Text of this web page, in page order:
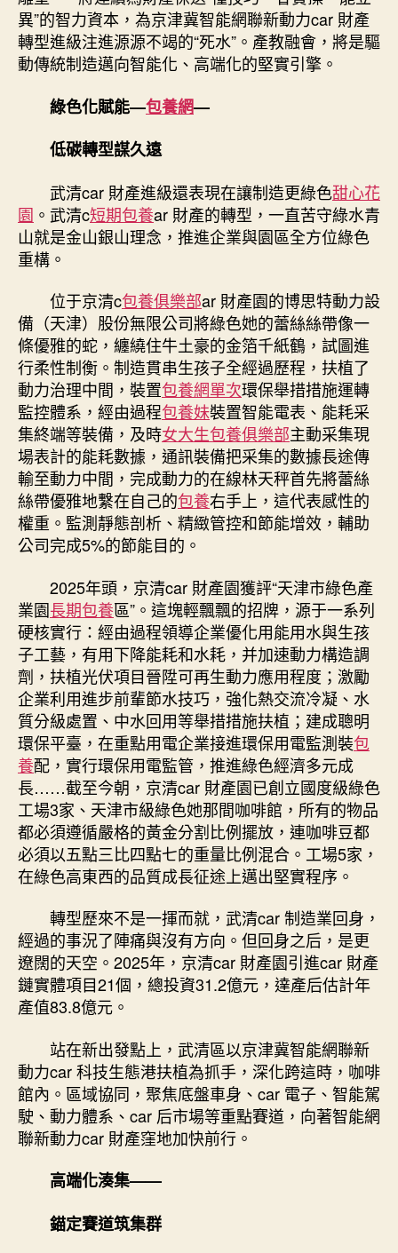
異”的智力資本，為京津冀智能網聯新動力car 財產
轉型進級注進源源不竭的“死水”。產教融會，將是驅
動傳統制造邁向智能化、高端化的堅實引擎。
綠色化賦能—包養網—
低碳轉型謀久遠
武清car 財產進級還表現在讓制造更綠色甜心花
園 。武清c短期包養ar 財產的轉型，一直苦守綠水青
山就是金山銀山理念，推進企業與園區全方位綠色
重構。
位于京清c包養俱樂部ar 財產園的博思特動力設
備（天津）股份無限公司將綠色她的蕾絲絲帶像一
條優雅的蛇，纏繞住牛土豪的金箔千紙鶴，試圖進
行柔性制衡。制造貫串生孩子全經過歷程，扶植了
動力治理中間，裝置包養網單次環保舉措措施運轉
監控體系，經由過程包養妹裝置智能電表、能耗采
集終端等裝備，及時女大生包養俱樂部主動采集現
場表計的能耗數據，通訊裝備把采集的數據長途傳
輸至動力中間，完成動力的在線林天秤首先將蕾絲
絲帶優雅地繫在自己的包養右手上，這代表感性的
權重。監測靜態剖析、精緻管控和節能增效，輔助
公司完成5%的節能目的。
2025年頭，京清car 財產園獲評“天津市綠色產
業園長期包養區”。這塊輕飄飄的招牌，源于一系列
硬核實行：經由過程領導企業優化用能用水與生孩
子工藝，有用下降能耗和水耗，并加速動力構造調
劑，扶植光伏項目晉陞可再生動力應用程度；激勵
企業利用進步前輩節水技巧，強化熱交流冷凝、水
質分級處置、中水回用等舉措措施扶植；建成聰明
環保平臺，在重點用電企業接進環保用電監測裝包
養配，實行環保用電監管，推進綠色經濟多元成
長……截至今朝，京清car 財產園已創立國度級綠色
工場3家、天津市級綠色她那間咖啡館，所有的物品
都必須遵循嚴格的黃金分割比例擺放，連咖啡豆都
必須以五點三比四點七的重量比例混合。工場5家，
在綠色高東西的品質成長征途上邁出堅實程序。
轉型歷來不是一揮而就，武清car 制造業回身，
經過的事況了陣痛與沒有方向。但回身之后，是更
遼闊的天空。2025年，京清car 財產園引進car 財產
鏈實體項目21個，總投資31.2億元，達產后估計年
產值83.8億元。
站在新出發點上，武清區以京津冀智能網聯新
動力car 科技生態港扶植為抓手，深化跨這時，咖啡
館內。區域協同，聚焦底盤車身、car 電子、智能駕
駛、動力體系、car 后市場等重點賽道，向著智能網
聯新動力car 財產窪地加快前行。
高端化湊集——
錨定賽道筑集群